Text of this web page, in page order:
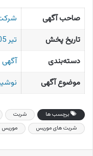
صاحب آگهی
تاریخ پخش
تیر 1405
دسته‌بندی
آگهی
موضوع آگهی
برچسب ها شربت
شربت های موریس
موریس